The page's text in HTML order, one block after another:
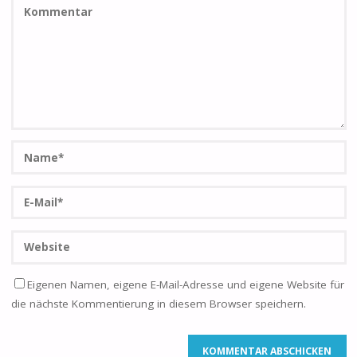
Eigenen Namen, eigene E-Mail-Adresse und eigene Website für
die nächste Kommentierung in diesem Browser speichern.